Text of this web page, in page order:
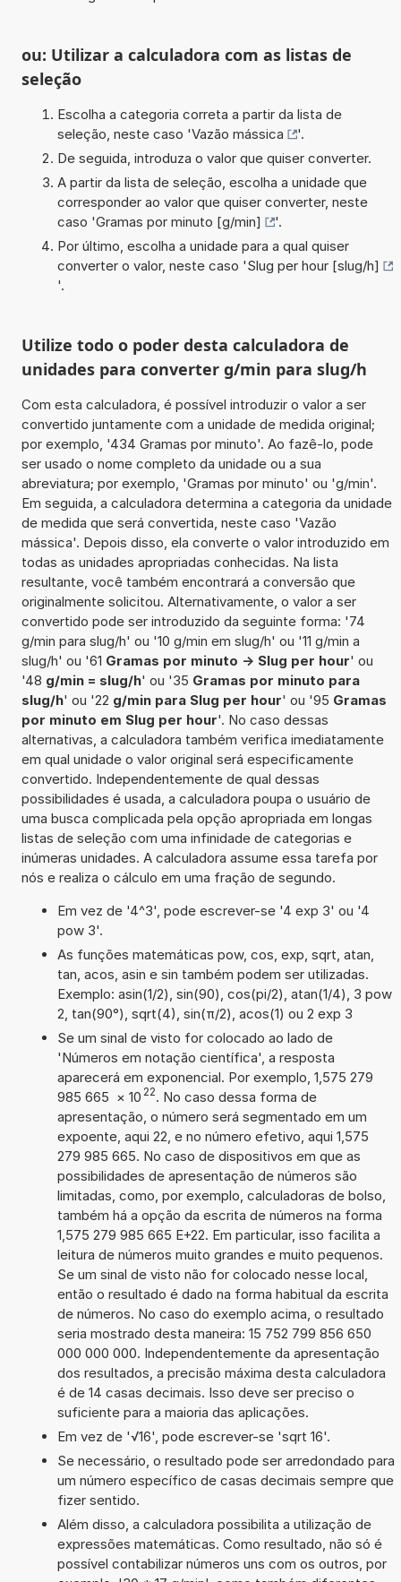
ou: Utilizar a calculadora com as listas de
seleção
Escolha a categoria correta a partir da lista de
seleção, neste caso 'Vazão mássica
'.
De seguida, introduza o valor que quiser converter.
A partir da lista de seleção, escolha a unidade que
corresponder ao valor que quiser converter, neste
caso 'Gramas por minuto [g/min]
'.
Por último, escolha a unidade para a qual quiser
converter o valor, neste caso 'Slug per hour [slug/h]
'.
Utilize todo o poder desta calculadora de
unidades para converter g/min para slug/h
Com esta calculadora, é possível introduzir o valor a ser
convertido juntamente com a unidade de medida original;
por exemplo, '434 Gramas por minuto'. Ao fazê-lo, pode
ser usado o nome completo da unidade ou a sua
abreviatura; por exemplo, 'Gramas por minuto' ou 'g/min'.
Em seguida, a calculadora determina a categoria da unidade
de medida que será convertida, neste caso 'Vazão
mássica'. Depois disso, ela converte o valor introduzido em
todas as unidades apropriadas conhecidas. Na lista
resultante, você também encontrará a conversão que
originalmente solicitou. Alternativamente, o valor a ser
convertido pode ser introduzido da seguinte forma: '74
g/min para slug/h' ou '10 g/min em slug/h' ou '11 g/min a
slug/h' ou '61 Gramas por minuto -> Slug per hour' ou
'48 g/min = slug/h' ou '35 Gramas por minuto para
slug/h' ou '22 g/min para Slug per hour' ou '95 Gramas
por minuto em Slug per hour'. No caso dessas
alternativas, a calculadora também verifica imediatamente
em qual unidade o valor original será especificamente
convertido. Independentemente de qual dessas
possibilidades é usada, a calculadora poupa o usuário de
uma busca complicada pela opção apropriada em longas
listas de seleção com uma infinidade de categorias e
inúmeras unidades. A calculadora assume essa tarefa por
nós e realiza o cálculo em uma fração de segundo.
Em vez de '4^3', pode escrever-se '4 exp 3' ou '4
pow 3'.
As funções matemáticas pow, cos, exp, sqrt, atan,
tan, acos, asin e sin também podem ser utilizadas.
Exemplo: asin(1/2), sin(90), cos(pi/2), atan(1/4), 3 pow
2, tan(90°), sqrt(4), sin(π/2), acos(1) ou 2 exp 3
Se um sinal de visto for colocado ao lado de
'Números em notação científica', a resposta
aparecerá em exponencial. Por exemplo, 1,575 279
985 665 × 10 22. No caso dessa forma de
apresentação, o número será segmentado em um
expoente, aqui 22, e no número efetivo, aqui 1,575
279 985 665. No caso de dispositivos em que as
possibilidades de apresentação de números são
limitadas, como, por exemplo, calculadoras de bolso,
também há a opção da escrita de números na forma
1,575 279 985 665 E+22. Em particular, isso facilita a
leitura de números muito grandes e muito pequenos.
Se um sinal de visto não for colocado nesse local,
então o resultado é dado na forma habitual da escrita
de números. No caso do exemplo acima, o resultado
seria mostrado desta maneira: 15 752 799 856 650
000 000 000. Independentemente da apresentação
dos resultados, a precisão máxima desta calculadora
é de 14 casas decimais. Isso deve ser preciso o
suficiente para a maioria das aplicações.
Em vez de '√16', pode escrever-se 'sqrt 16'.
Se necessário, o resultado pode ser arredondado para
um número específico de casas decimais sempre que
fizer sentido.
Além disso, a calculadora possibilita a utilização de
expressões matemáticas. Como resultado, não só é
possível contabilizar números uns com os outros, por